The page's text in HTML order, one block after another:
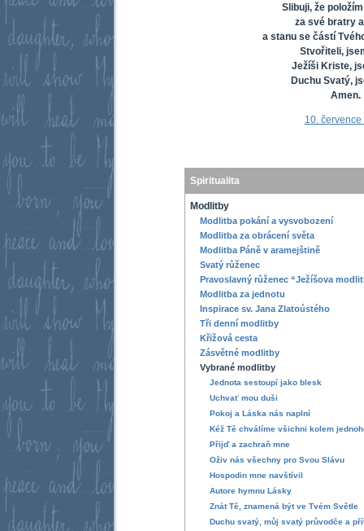
Slibuji, že
za své bratry
a stanu se částí
Stvořiteli,
Ježíši Kriste,
Duchu Svatý,
Amen.
10. července
Spiritualita
Modlitby
Modlitba pokání a vysvobození
Modlitba za obrácení světa
Modlitba Páně v aramejštině
Svatý růženec
Pravoslavný růženec “Ježíšova
Modlitba za jednotu
Inspirace sv. Jana Zlatoústého
Tři denní modlitby
Křižová cesta
Zásvětné modlitby
Vybrané modlitby
Jednota sestoupí jako blesk
Uchvať mou duši
Pokoj a Láska nás naplní
Kéž Tě chválíme všichni kolem
Přijď a zachraň mne
Oživ nás všechny pro Svou Slávu
Hospodin mne navštívil
Autore hymnu Lásky
Znát Tě, znamená být ve Tvém Světle
Duchu svatý, můj svatý průvodče a